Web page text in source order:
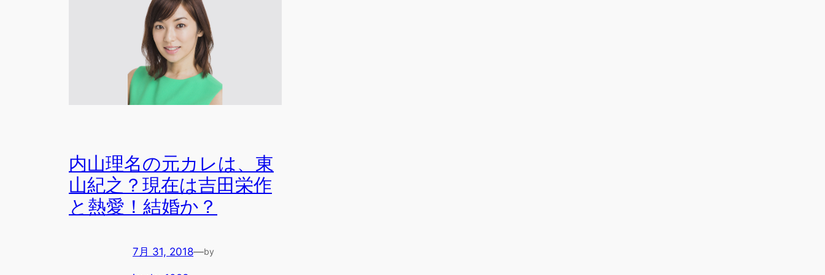
内山理名の元カレは、東
山紀之？現在は吉田栄作
と熱愛！結婚か？
7月 31, 2018—by